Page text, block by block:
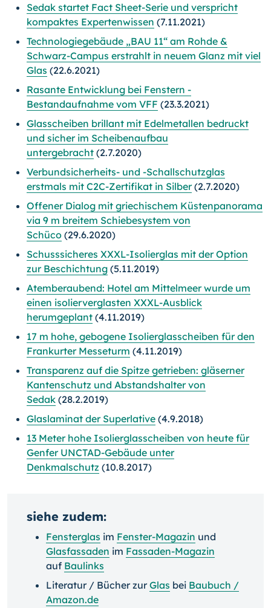
Sedak startet Fact Sheet-Serie und verspricht
kompaktes Expertenwissen (7.11.2021)
Technologiegebäude „BAU 11“ am Rohde &
Schwarz-Campus erstrahlt in neuem Glanz mit viel
Glas (22.6.2021)
Rasante Entwicklung bei Fenstern -
Bestandaufnahme vom VFF (23.3.2021)
Glasscheiben brillant mit Edelmetallen bedruckt
und sicher im Scheibenaufbau
untergebracht (2.7.2020)
Verbundsicherheits- und -Schallschutzglas
erstmals mit C2C-Zertifikat in Silber(2.7.2020)
Offener Dialog mit griechischem Küstenpanorama
via 9 m breitem Schiebesystem von
Schüco (29.6.2020)
Schusssicheres XXXL-Isolierglas mit der Option
zur Beschichtung (5.11.2019)
Atemberaubend: Hotel am Mittelmeer wurde um
einen isolierverglasten XXXL-Ausblick
herumgeplant (4.11.2019)
17 m hohe, gebogene Isolierglasscheiben für den
Frankurter Messeturm (4.11.2019)
Transparenz auf die Spitze getrieben: gläserner
Kantenschutz und Abstandshalter von
Sedak (28.2.2019)
Glaslaminat der Superlative (4.9.2018)
13 Meter hohe Isolierglasscheiben von heute für
Genfer UNCTAD-Gebäude unter
Denkmalschutz (10.8.2017)
siehe zudem:
Fensterglas im Fenster-Magazin und
Glasfassaden im Fassaden-Magazin
auf Baulinks
Literatur / Bücher zurGlas bei Baubuch /
Amazon.de